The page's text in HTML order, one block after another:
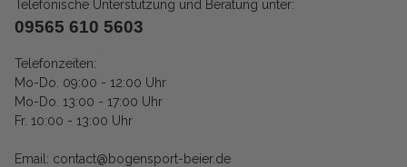
Telefonische Unterstützung und Beratung unter:
09565 610 5603
Telefonzeiten:
Mo-Do. 09:00 - 12:00 Uhr
Mo-Do. 13:00 - 17:00 Uhr
Fr. 10:00 - 13:00 Uhr
Email: contact@bogensport-beier.de